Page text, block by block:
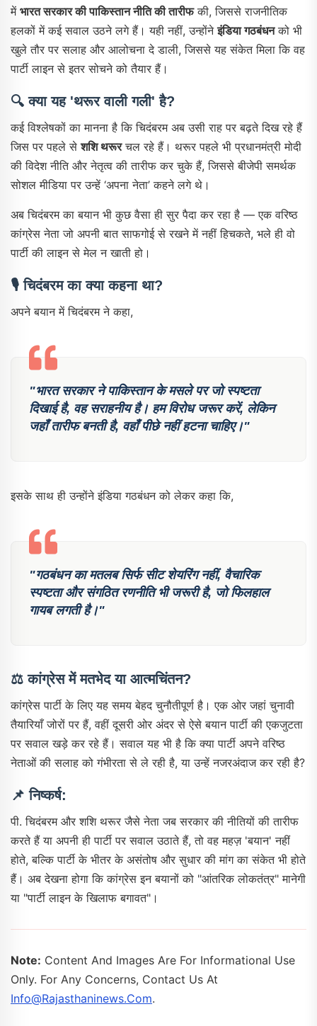
में भारत सरकार की पाकिस्तान नीति की तारीफकी, जिससे राजनीतिक
हलकों में कई सवाल उठने लगे हैं। यही नहीं, उन्होंनेइंडिया गठबंधनको भी
खुले तौर पर सलाह और आलोचना दे डाली, जिससे यह संकेत मिला कि वह
पार्टी लाइन से इतर सोचने को तैयार हैं।
🔍 क्या यह 'थरूर वाली गली' है?
कई विश्लेषकों का मानना है कि चिदंबरम अब उसी राह पर बढ़ते दिख रहे हैं
जिस पर पहले सेशशि थरूरचल रहे हैं। थरूर पहले भी प्रधानमंत्री मोदी
की विदेश नीति और नेतृत्व की तारीफ कर चुके हैं, जिससे बीजेपी समर्थक
सोशल मीडिया पर उन्हें ‘अपना नेता’ कहने लगे थे।
अब चिदंबरम का बयान भी कुछ वैसा ही सुर पैदा कर रहा है — एक वरिष्ठ
कांग्रेस नेता जो अपनी बात साफगोई से रखने में नहीं हिचकते, भले ही वो
पार्टी की लाइन से मेल न खाती हो।
🎙 चिदंबरम का क्या कहना था?
अपने बयान में चिदंबरम ने कहा,
"भारत सरकार ने पाकिस्तान के मसले पर जो स्पष्टता
दिखाई है, वह सराहनीय है। हम विरोध जरूर करें, लेकिन
जहाँ तारीफ बनती है, वहाँ पीछे नहीं हटना चाहिए।"
इसके साथ ही उन्होंने इंडिया गठबंधन को लेकर कहा कि,
"गठबंधन का मतलब सिर्फ सीट शेयरिंग नहीं, वैचारिक
स्पष्टता और संगठित रणनीति भी जरूरी है, जो फिलहाल
गायब लगती है।"
⚖ कांग्रेस में मतभेद या आत्मचिंतन?
कांग्रेस पार्टी के लिए यह समय बेहद चुनौतीपूर्ण है। एक ओर जहां चुनावी
तैयारियाँ जोरों पर हैं, वहीं दूसरी ओर अंदर से ऐसे बयान पार्टी की एकजुटता
पर सवाल खड़े कर रहे हैं। सवाल यह भी है कि क्या पार्टी अपने वरिष्ठ
नेताओं की सलाह को गंभीरता से ले रही है, या उन्हें नजरअंदाज कर रही है?
📌 निष्कर्ष:
पी. चिदंबरम और शशि थरूर जैसे नेता जब सरकार की नीतियों की तारीफ
करते हैं या अपनी ही पार्टी पर सवाल उठाते हैं, तो वह महज़ 'बयान' नहीं
होते, बल्कि पार्टी के भीतर के असंतोष और सुधार की मांग का संकेत भी होते
हैं। अब देखना होगा कि कांग्रेस इन बयानों को "आंतरिक लोकतंत्र" मानेगी
या "पार्टी लाइन के खिलाफ बगावत"।
Note: Content And Images Are For Informational Use
Only. For Any Concerns, Contact Us At
Info@rajasthaninews.com.